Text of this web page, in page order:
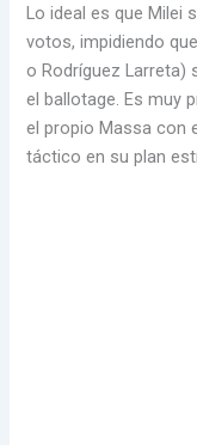
Lo ideal es que Milei
votos, impidiendo
o Rodríguez Larreta)
el ballotage. Es muy
el propio Massa con
táctico en su plan